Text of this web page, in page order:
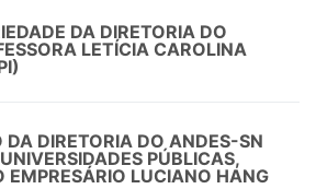
DA DIRETORIA DO
LETÍCIA CAROLINA
DA DIRETORIA DO ANDES-SN
PÚBLICAS,
EMPRESÁRIO LUCIANO HANG